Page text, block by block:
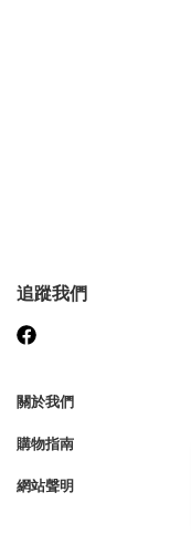
追蹤我們
關於我們
購物指南
網站聲明